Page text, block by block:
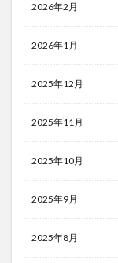
2026年2月
2026年1月
2025年12月
2025年11月
2025年10月
2025年9月
2025年8月